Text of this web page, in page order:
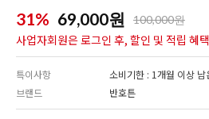
31% 69,000원 100,000원
사업자회원은 로그인 후, 할인 및 적립 혜
특이사항
소비기한 : 1개월 이상 남
브랜드
반호튼